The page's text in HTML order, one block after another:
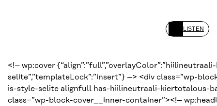
LISTEN
<!– wp:cover
selite”,”templateLock”:”insert”} –> <div class=”wp-
is-style-selite alignfull has-hiilineutraali-kiertotalous-
class=”wp-block-cover__inner-container”><!–